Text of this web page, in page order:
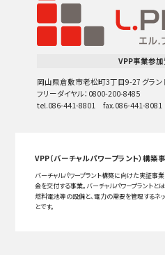
VPP事業参
岡山県倉敷市老松町3丁目9-27 グラン
フリーダイヤル：0800-200-8485
tel.086-441-8801 fax.086-441-8081
VPP（バーチャルパワープラント）構築
バーチャルパワープラント構築に向けた実証事
金を交付する事業。バーチャルパワープラントと
燃料電池等の設備と、電力の需要を管理するネ
とです。